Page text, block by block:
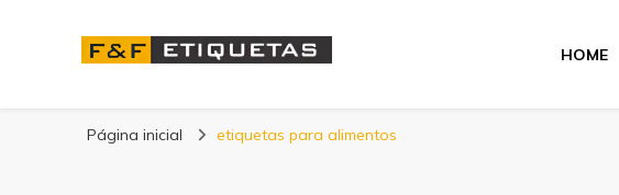
Blog | F&F Etiquetas
HOME
Página inicial etiquetas para alimentos